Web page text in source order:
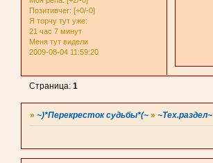
Позитивчег: [+0/-0]
Я торчу тут уже:
21 час 7 минут
Меня тут видели
2009-08-04 11:59:20
Страница:1
»~)*Перекресток судьбы*(~ »~Тех.раздел~